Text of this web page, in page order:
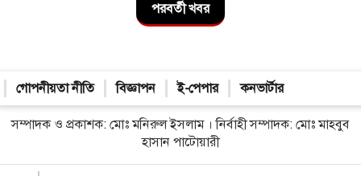
পরবর্তী খবর
গোপনীয়তা নীতি বিজ্ঞাপন ই-পেপার কনভার্টার
সম্পাদক ও প্রকাশক: মোঃ মনিরুল ইসলাম । নির্বাহী সম্পাদক: মোঃ মাহবুব
হাসান পাটোয়ারী